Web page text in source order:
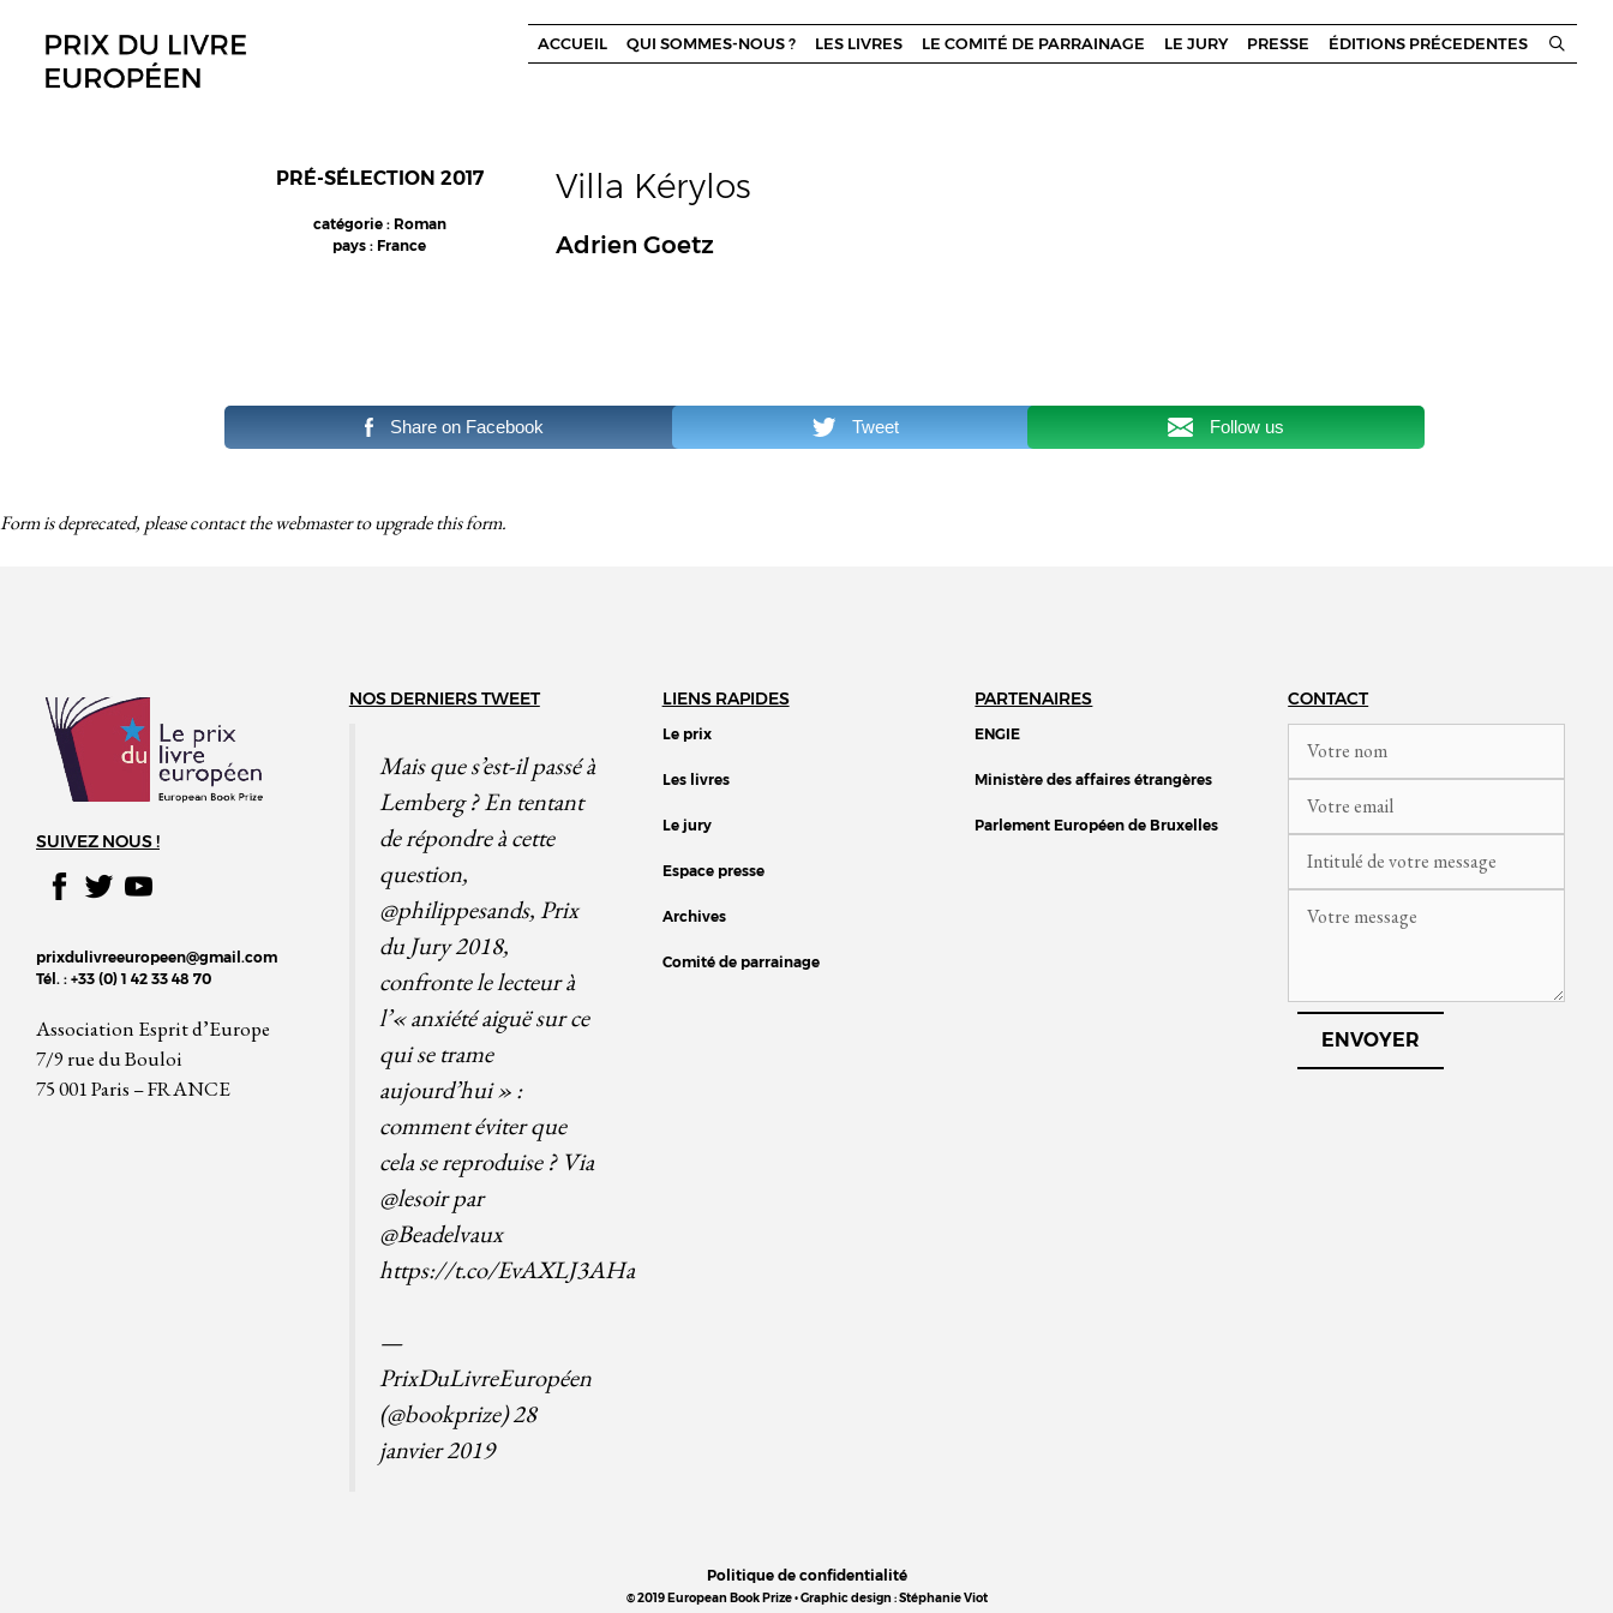
contenu
ACCUEIL QUI SOMMES-NOUS ? LES LIVRES LE COMITÉ DE PARRAINAGE LE JURY PRESSE ÉDITIONS PRÉCEDENTES
PRÉ-SÉLECTION 2017
catégorie : Roman
pays : France
Villa Kérylos
Adrien Goetz
Share on Facebook Tweet Follow us
Form is deprecated, please contact the webmaster toupgradethis form.
SUIVEZ NOUS !
prixdulivreeuropeen@gmail.com
Tél. : +33 (0) 1 42 33 48 70
Association Esprit d’Europe
7/9 rue du Bouloi
75 001 Paris – FRANCE
NOS DERNIERS TWEET
Mais que s’est-il passé à
Lemberg ? En tentant
de répondre à cette
question,
@philippesands, Prix
du Jury 2018,
confronte le lecteur à
l’« anxiété aiguë sur ce
qui se trame
aujourd’hui » :
comment éviter que
cela se reproduise ? Via
@lesoirpar
@Beadelvaux
https://t.co/EvAXLJ3AHa
—
PrixDuLivreEuropéen
(@bookprize)28
janvier 2019
LIENS RAPIDES
Le prix
Les livres
Le jury
Espace presse
Archives
Comité de parrainage
PARTENAIRES
ENGIE
Ministère des affaires étrangères
Parlement Européen de Bruxelles
CONTACT
Politique de confidentialité
© 2019 European Book Prize • Graphic design : Stéphanie Viot